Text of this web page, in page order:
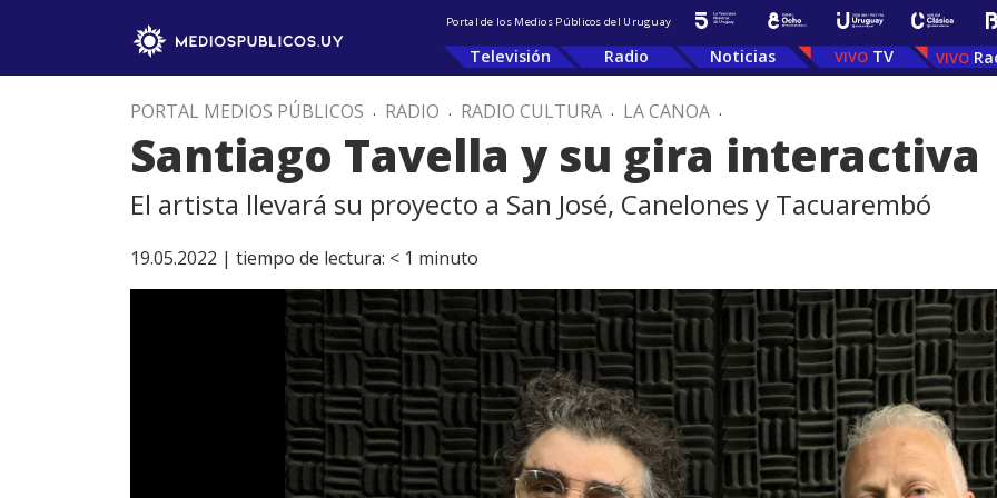
Portal de los Medios Públicos del Uruguay
Televisión Radio Noticias TV
PORTAL MEDIOS PÚBLICOS . RADIO . RADIO CULTURA . LA CANOA .
Santiago Tavella y su gira interactiva
El artista llevará su proyecto a San José, Canelones y Tacuarembó
19.05.2022 | tiempo de lectura: < 1 minuto